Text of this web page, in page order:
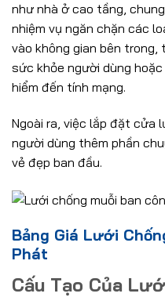
như nhà ở cao tầng,
nhiệm vụ ngăn chặn các
vào không gian bên
sức khỏe người dùng
hiểm đến tính mạng.
Ngoài ra, việc lắp đặt cửa
người dùng thêm phần
vẻ đẹp ban đầu.
Bảng Giá Lưới
Phát
Cấu Tạo Của